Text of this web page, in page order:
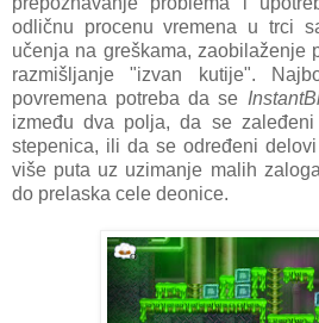
odličnu procenu vremena u trci
učenja na greškama, zaobilaženje
razmišljanje "izvan kutije".
povremena potreba da se
između dva polja, da se
stepenica, ili da se određeni
više puta uz uzimanje malih
do prelaska cele deonice.